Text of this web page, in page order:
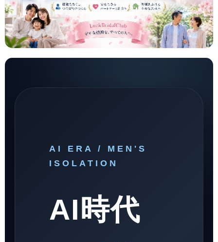
AI ERA / MEN'S
ISOLATION
AI時代